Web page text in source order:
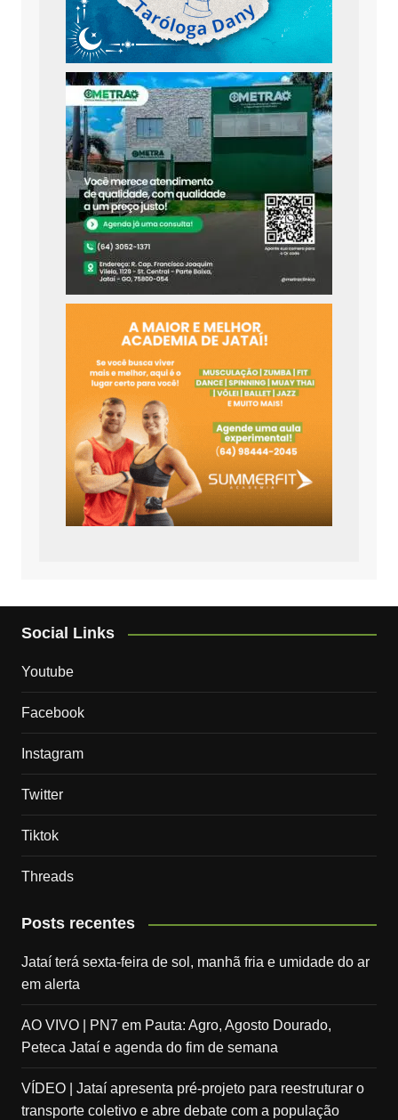
Social Links
Youtube
Facebook
Instagram
Twitter
Tiktok
Threads
Posts recentes
Jataí terá sexta-feira de sol, manhã fria e umidade do ar
em alerta
AO VIVO | PN7 em Pauta: Agro, Agosto Dourado,
Peteca Jataí e agenda do fim de semana
VÍDEO | Jataí apresenta pré-projeto para reestruturar o
transporte coletivo e abre debate com a população